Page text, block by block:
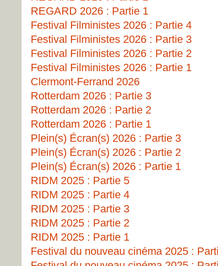
REGARD 2026 : Partie 1
Festival Filministes 2026 : Partie 4
Festival Filministes 2026 : Partie 3
Festival Filministes 2026 : Partie 2
Festival Filministes 2026 : Partie 1
Clermont-Ferrand 2026
Rotterdam 2026 : Partie 3
Rotterdam 2026 : Partie 2
Rotterdam 2026 : Partie 1
Plein(s) Écran(s) 2026 : Partie 3
Plein(s) Écran(s) 2026 : Partie 2
Plein(s) Écran(s) 2026 : Partie 1
RIDM 2025 : Partie 5
RIDM 2025 : Partie 4
RIDM 2025 : Partie 3
RIDM 2025 : Partie 2
RIDM 2025 : Partie 1
Festival du nouveau cinéma 2025 :